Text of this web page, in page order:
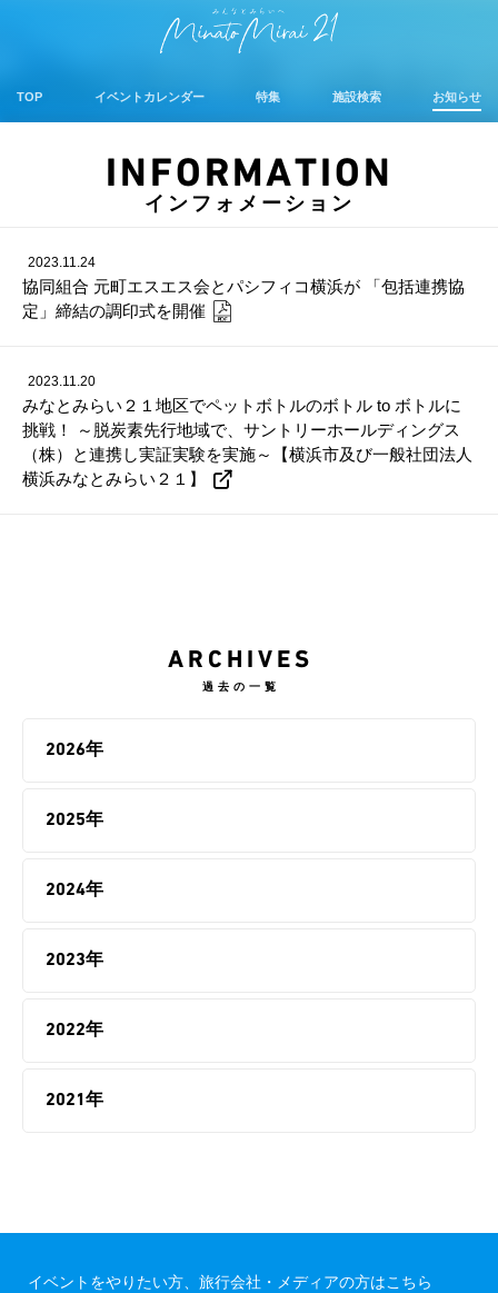
TOP イベントカレンダー 特集 施設検索 お知らせ
INFORMATION
インフォメーション
2023.11.24
協同組合 元町エスエス会とパシフィコ横浜が 「包括連携協
定」締結の調印式を開催
2023.11.20
みなとみらい２１地区でペットボトルのボトル to ボトルに
挑戦！ ～脱炭素先行地域で、サントリーホールディングス
（株）と連携し実証実験を実施～【横浜市及び一般社団法人
横浜みなとみらい２１】
ARCHIVES
過去の一覧
2026年
2025年
2024年
2023年
2022年
2021年
イベントをやりたい方、旅行会社・メディアの方はこちら